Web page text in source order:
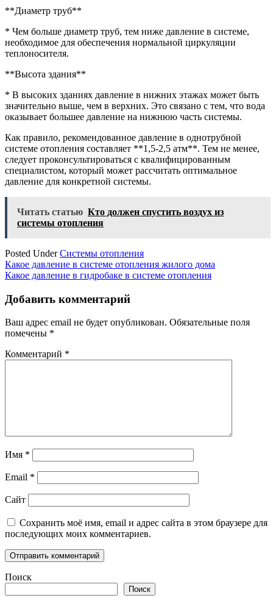
**Диаметр труб**
* Чем больше диаметр труб, тем ниже давление в системе,
необходимое для обеспечения нормальной циркуляции
теплоносителя.
**Высота здания**
* В высоких зданиях давление в нижних этажах может быть
значительно выше, чем в верхних. Это связано с тем, что вода
оказывает большее давление на нижнюю часть системы.
Как правило, рекомендованное давление в однотрубной
системе отопления составляет **1,5-2,5 атм**. Тем не менее,
следует проконсультироваться с квалифицированным
специалистом, который может рассчитать оптимальное
давление для конкретной системы.
Читать статью Кто должен спустить воздух из
системы отопления
Posted UnderСистемы отопления
Навигация
по
записям
Какое давление в системе отопления жилого дома
Какое давление в гидробаке в системе отопления
Добавить комментарий
Ваш адрес email не будет опубликован. Обязательные поля
помечены *
Комментарий *
Имя *
Email *
Сайт
Сохранить моё имя, email и адрес сайта в этом браузере для
последующих моих комментариев.
Поиск
Поиск